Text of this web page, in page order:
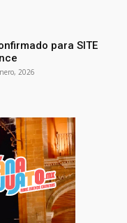
para SITE
2026